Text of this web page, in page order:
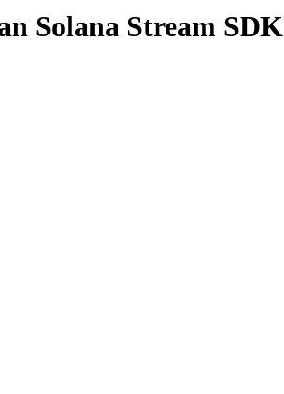
Solana Stream SDK